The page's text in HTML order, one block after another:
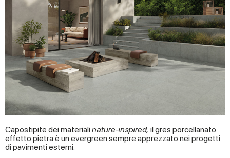
Capostipite dei materialinature-inspired, il gres porcellanato
effetto pietra è un evergreen sempre apprezzato nei progetti
di pavimenti esterni.